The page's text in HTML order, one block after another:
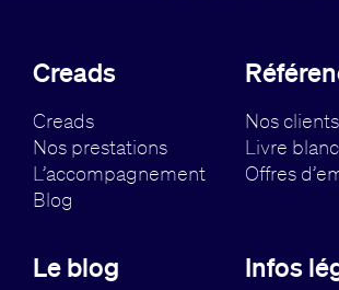
Creads
Creads
Nos prestations
L’accompagnement
Blog
Nos clients
Livre blanc
Offres
Le blog Infos